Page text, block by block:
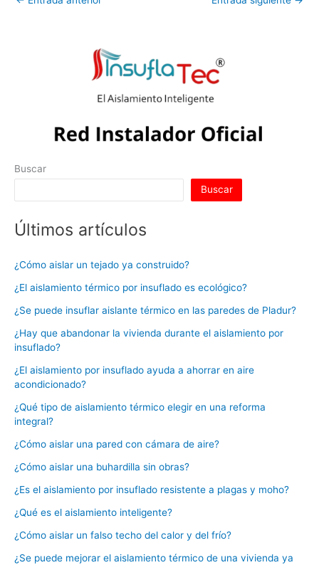
Buscar
Buscar
Últimos artículos
¿Cómo aislar un tejado ya construido?
¿El aislamiento térmico por insuflado es ecológico?
¿Se puede insuflar aislante térmico en las paredes de Pladur?
¿Hay que abandonar la vivienda durante el aislamiento por
insuflado?
¿El aislamiento por insuflado ayuda a ahorrar en aire
acondicionado?
¿Qué tipo de aislamiento térmico elegir en una reforma
integral?
¿Cómo aislar una pared con cámara de aire?
¿Cómo aislar una buhardilla sin obras?
¿Es el aislamiento por insuflado resistente a plagas y moho?
¿Qué es el aislamiento inteligente?
¿Cómo aislar un falso techo del calor y del frío?
¿Se puede mejorar el aislamiento térmico de una vivienda ya